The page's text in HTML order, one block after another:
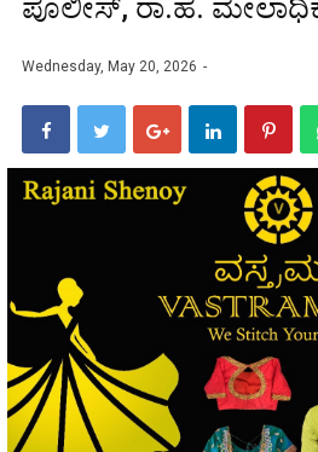
ಪೊಲೀಸ್, ರಾ.ಹೆ.
Wednesday, May 20, 2026